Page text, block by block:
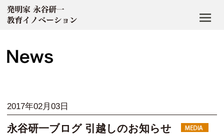
2017年02月03日
永谷研一ブログ 引越しのお知らせ